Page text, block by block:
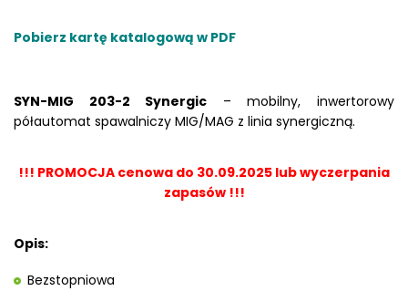
Pobierz kartę katalogową w PDF
SYN-MIG 203-2 Synergic – mobilny, inwertorowy
półautomat spawalniczy MIG/MAG z linia synergiczną.
!!! PROMOCJA cenowa do 30.09.2025 lub wyczerpania
zapasów !!!
Opis:
Bezstopniowa